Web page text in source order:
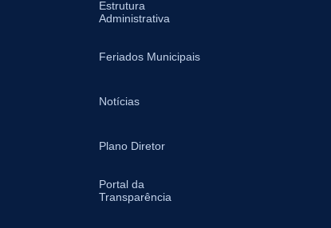
Estrutura
Administrativa
Feriados Municipais
Notícias
Plano Diretor
Portal da
Transparência